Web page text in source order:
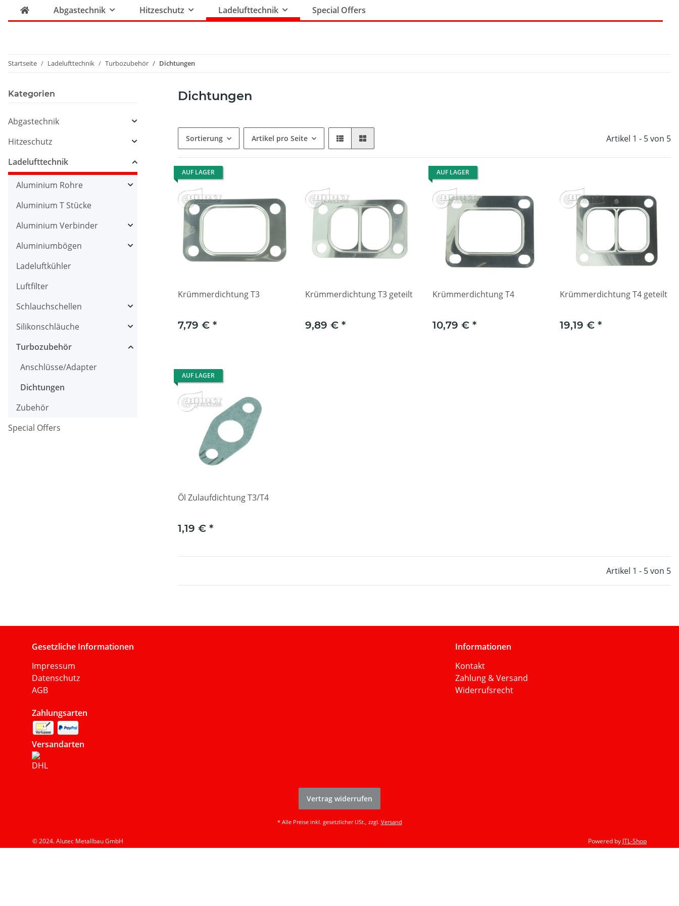
Abgastechnik Hitzeschutz Ladelufttechnik Special Offers
Startseite Ladelufttechnik Turbozubehör Dichtungen
Dichtungen
Sortierung Artikel pro Seite Artikel 1 - 5 von 5
AUF LAGER
Krümmerdichtung T3
7,79 € *
Krümmerdichtung T3 geteilt
9,89 € *
AUF LAGER
Krümmerdichtung T4
10,79 € *
Krümmerdichtung T4 geteilt
19,19 € *
AUF LAGER
Öl Zulaufdichtung T3/T4
1,19 € *
Artikel 1 - 5 von 5
Kategorien
Abgastechnik
Hitzeschutz
Ladelufttechnik
Aluminium Rohre
Aluminium T Stücke
Aluminium Verbinder
Aluminiumbögen
Ladeluftkühler
Luftfilter
Schlauchschellen
Silikonschläuche
Turbozubehör
Anschlüsse/Adapter
Dichtungen
Zubehör
Special Offers
Gesetzliche Informationen
Impressum
Datenschutz
AGB
Informationen
Kontakt
Zahlung & Versand
Widerrufsrecht
Zahlungsarten
Versandarten
Vertrag widerrufen
* Alle Preise inkl. gesetzlicher USt., zzgl. Versand
© 2024. Alutec Metallbau GmbH Powered by JTL-Shop